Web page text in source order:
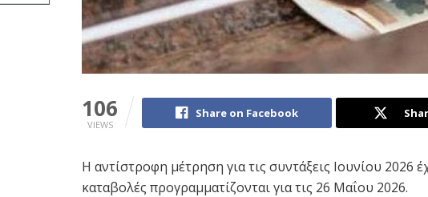
106
VIEWS
Share on Facebook
Η αντίστροφη μέτρηση για τις συντάξεις Ιουνίου 2026
καταβολές προγραμματίζονται για τις 26 Μαΐου 2026.